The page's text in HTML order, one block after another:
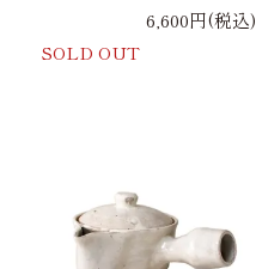
6,600円(税込)
SOLD OUT